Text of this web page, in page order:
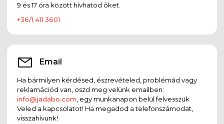
9 és 17 óra között hívhatod őket.
+36/1 411 3601
Email
Ha bármilyen kérdésed, észrevételed, problémád vagy
reklamációd van, oszd meg velünk emailben:
info@jadabo.com , egy munkanapon belül felvesszük
Veled a kapcsolatot! Ha megadod a telefonszámodat,
visszahívunk!